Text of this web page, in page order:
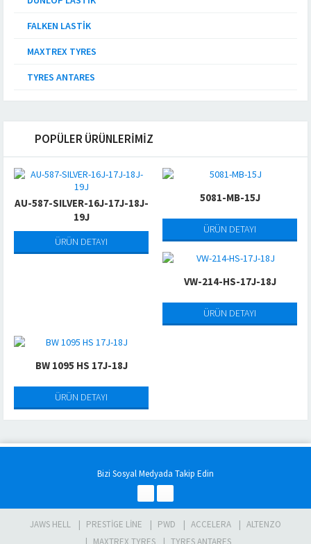
FALKEN LASTIK
MAXTREX TYRES
TYRES ANTARES
POPÜLER ÜRÜNLERİMİZ
AU-587-SILVER-16J-17J-18J-
19J
ÜRÜN DETAYI
5081-MB-15J
ÜRÜN DETAYI
VW-214-HS-17J-18J
ÜRÜN DETAYI
BW 1095 HS 17J-18J
ÜRÜN DETAYI
Bizi Sosyal Medyada Takip Edin
JAWS HELL PRESTIGE LINE PWD ACCELERA
ALTENZO
MAXTREX TYRES
TYRES ANTARES